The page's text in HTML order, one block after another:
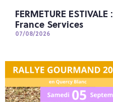
FERMETURE
France Services
07/08/2026